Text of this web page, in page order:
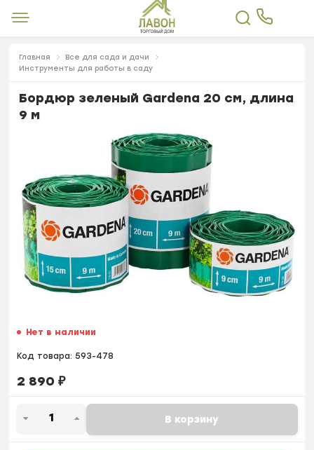
Главная
Все для сада и дачи
Инструменты для работы в саду
Бордюр зеленый Gardena 20 см, длина
9 м
Нет в наличии
Код товара: 593-478
2 890 ₽
В корзину